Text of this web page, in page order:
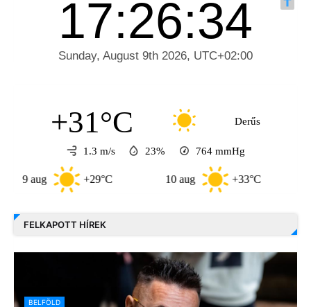
+31°C Derűs
1.3 m/s 23% 764 mmHg
+29°C +33°C
FELKAPOTT HÍREK
BELFÖLD